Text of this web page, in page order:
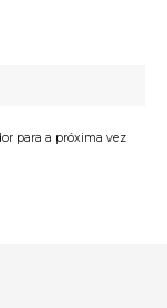
para a próxima vez